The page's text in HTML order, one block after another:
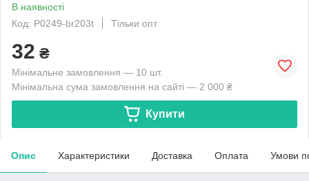
В наявності
Код: P0249-br203t
Тільки опт
32 ₴
Мінімальне замовлення — 10 шт.
Мінімальна сума замовлення на сайті — 2 000 ₴
Купити
Опис Характеристики Доставка Оплата Умови